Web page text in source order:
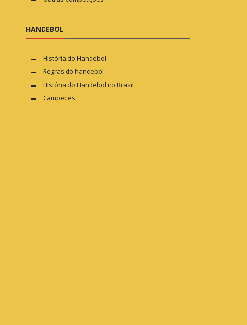
HANDEBOL
História do Handebol
Regras do handebol
História do Handebol no Brasil
Campeões